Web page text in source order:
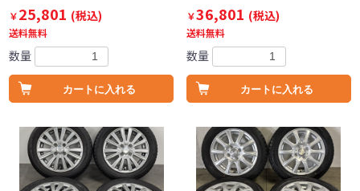
￥25,801 (税込)
送料無料
数量
カートに入れる
￥36,801 (税込)
送料無料
数量
カートに入れる